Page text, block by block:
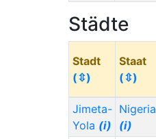
Städte
Stadt
(⇳)
Staat
(⇳)
Jimeta-
Yola (i)
Nigeria
(i)